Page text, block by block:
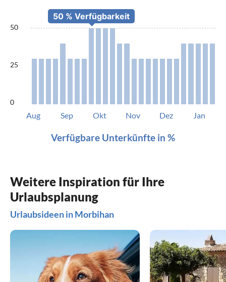
50
25
0
Aug Sep Okt Nov Dez Jan
Verfügbare Unterkünfte in %
Weitere Inspiration für Ihre
Urlaubsplanung
Urlaubsideen in Morbihan